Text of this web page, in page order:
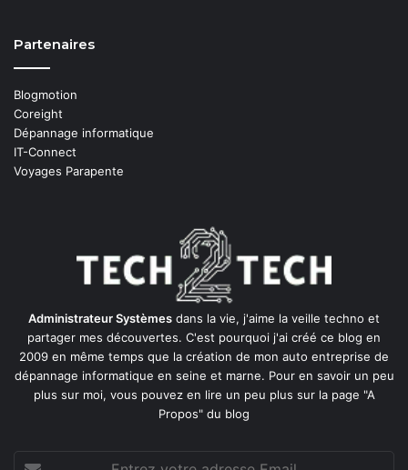
Partenaires
Blogmotion
Coreight
Dépannage informatique
IT-Connect
Voyages Parapente
Administrateur Systèmes dans la vie, j'aime la veille techno et
partager mes découvertes. C'est pourquoi j'ai créé ce blog en
2009 en même temps que la création de mon auto entreprise de
dépannage informatique en seine et marne. Pour en savoir un peu
plus sur moi, vous pouvez en lire un peu plus sur la page "A
Propos" du blog